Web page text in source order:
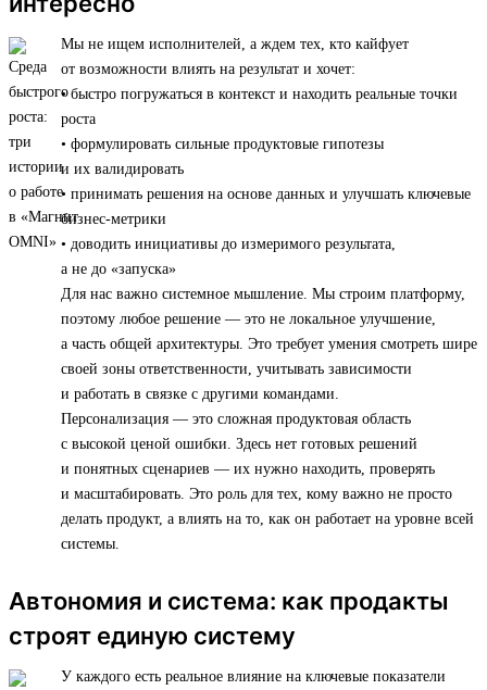
Мы не ищем исполнителей, а ждем тех, кто кайфует
от возможности влиять на результат и хочет:
• быстро погружаться в контекст и находить реальные точки
роста
• формулировать сильные продуктовые гипотезы
и их валидировать
• принимать решения на основе данных и улучшать ключевые
бизнес-метрики
• доводить инициативы до измеримого результата,
а не до «запуска»
Для нас важно системное мышление. Мы строим платформу,
поэтому любое решение — это не локальное улучшение,
а часть общей архитектуры. Это требует умения смотреть шире
своей зоны ответственности, учитывать зависимости
и работать в связке с другими командами.
Персонализация — это сложная продуктовая область
с высокой ценой ошибки. Здесь нет готовых решений
и понятных сценариев — их нужно находить, проверять
и масштабировать. Это роль для тех, кому важно не просто
делать продукт, а влиять на то, как он работает на уровне всей
системы.
Автономия и система: как продакты
строят единую систему
У каждого есть реальное влияние на ключевые показатели